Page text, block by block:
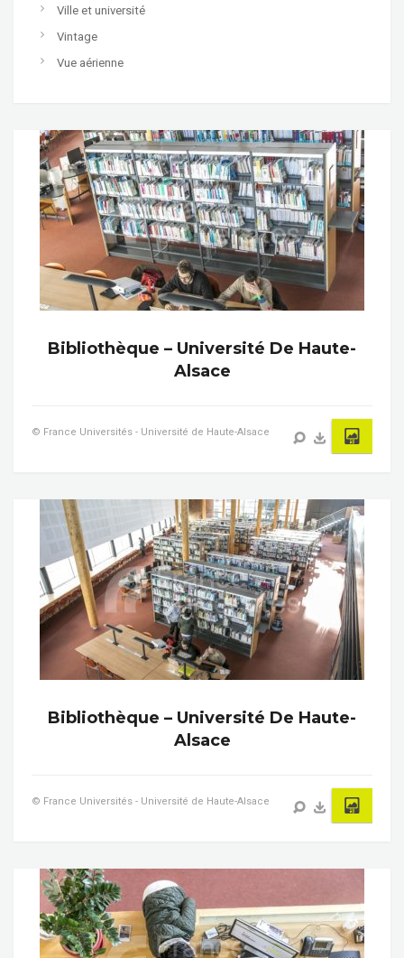
Ville et université
Vintage
Vue aérienne
Bibliothèque – Université De Haute-
Alsace
© France Universités - Université de Haute-Alsace
Bibliothèque – Université De Haute-
Alsace
© France Universités - Université de Haute-Alsace